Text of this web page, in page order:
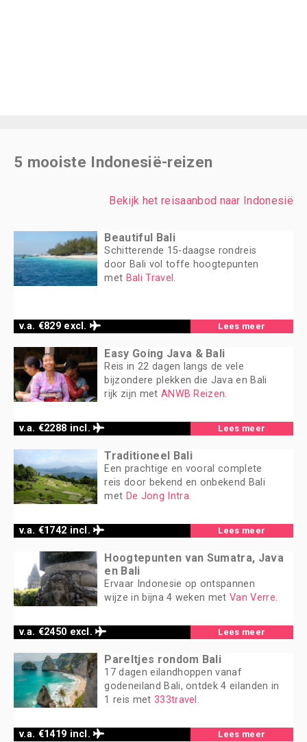
5 mooiste Indonesië-reizen
Bekijk het reisaanbod naar Indonesië
v.a. €829 excl.
Beautiful Bali
Schitterende 15-daagse rondreis
door Bali vol toffe hoogtepunten
met Bali Travel.
Lees meer
v.a. €2288 incl.
Easy Going Java & Bali
Reis in 22 dagen langs de vele
bijzondere plekken die Java en Bali
rijk zijn met ANWB Reizen.
Lees meer
v.a. €1742 incl.
Traditioneel Bali
Een prachtige en vooral complete
reis door bekend en onbekend Bali
met De Jong Intra.
Lees meer
v.a. €2450 excl.
Hoogtepunten van Sumatra, Java
en Bali
Ervaar Indonesie op ontspannen
wijze in bijna 4 weken metVan Verre.
Lees meer
v.a. €1419 incl.
Pareltjes rondom Bali
17 dagen eilandhoppen vanaf
godeneiland Bali, ontdek 4 eilanden in
1 reis met 333travel.
Lees meer